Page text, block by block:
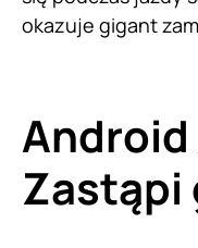
okazuje gigant
Zastąpi